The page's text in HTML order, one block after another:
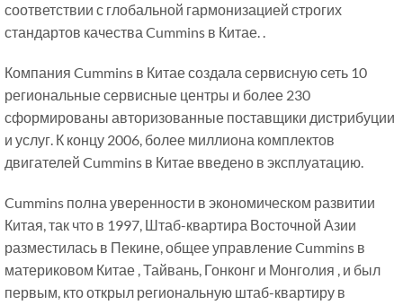
соответствии с глобальной гармонизацией строгих
стандартов качества Cummins в Китае. .
Компания Cummins в Китае создала сервисную сеть 10
региональные сервисные центры и более 230
сформированы авторизованные поставщики дистрибуции
и услуг. К концу 2006, более миллиона комплектов
двигателей Cummins в Китае введено в эксплуатацию.
Cummins полна уверенности в экономическом развитии
Китая, так что в 1997, Штаб-квартира Восточной Азии
разместилась в Пекине, общее управление Cummins в
материковом Китае , Тайвань, Гонконг и Монголия , и был
первым, кто открыл региональную штаб-квартиру в